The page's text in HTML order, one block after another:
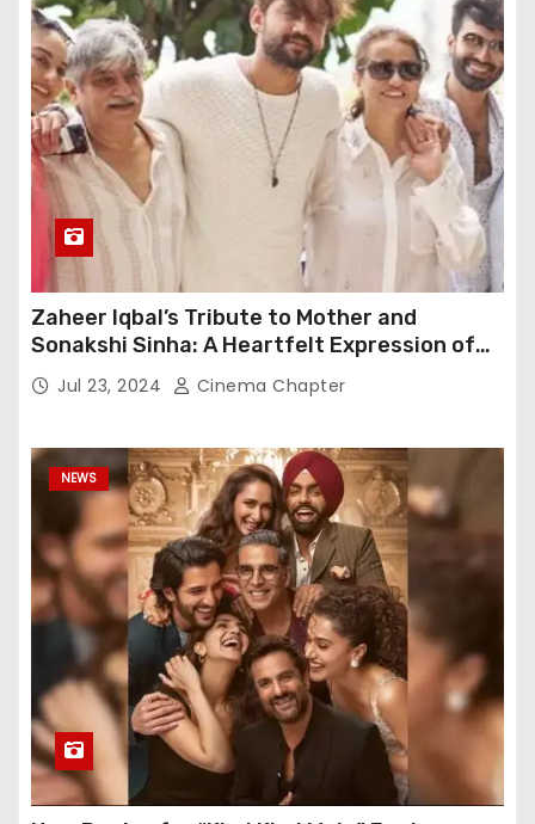
Zaheer Iqbal’s Tribute to Mother and
Sonakshi Sinha: A Heartfelt Expression of
Gratitude
Jul 23, 2024 Cinema Chapter
NEWS